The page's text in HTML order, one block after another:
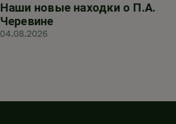
Наши новые находки о П.А.
Черевине
04.08.2026